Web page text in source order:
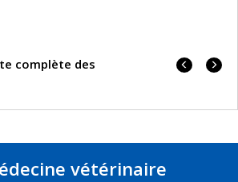
complète des
vétérinaire